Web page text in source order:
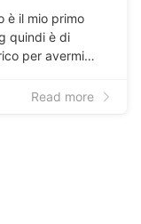
è il mio primo
quindi è di
per avermi…
Read more